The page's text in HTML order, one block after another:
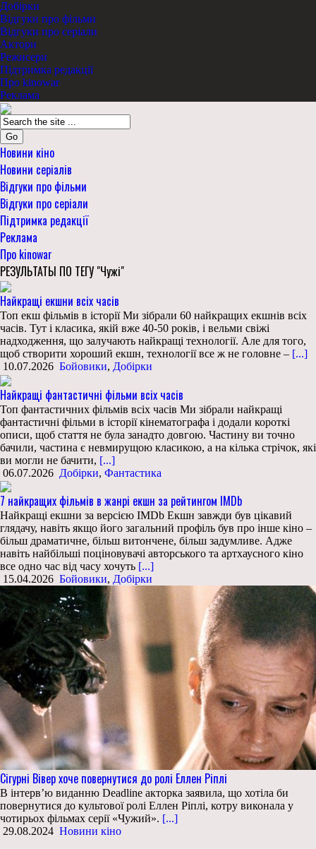
Добірки
Відгуки про фільми
Відгуки про серіали
Актори
Режисери
Підтримка редакції
Про kinowar
Реклама
Go
Новини кіно
Новини серіалів
Відгуки про фільми
Відгуки про серіали
Підтримка редакції
Реклама
Про kinowar
РЕЗУЛЬТАТЫ ПО ТЕГУ "Чужі"
Найкращі екшни всіх часів
Топ екш фільмів в історії Ми зібрали 60 найкращих екшнів всіх
часів. Тут і класика, якій вже 40-50 років, і вельми свіжі
надходження, що залучають найкращі технології. Але для того,
щоб створити хороший екшн, технології все ж не головне – [...]
10.07.2026 Бойовики, Добірки
Найкращі фантастичні фільми всіх часів
Топ фантастичних фільмів всіх часів Ми зібрали найкращі
фантастичні фільми в історії кінематографа і додали короткі
описи, щоб стаття не була занадто довгою. Частину ви точно
бачили, частина є невмирущою класикою, а на кілька стрічок, які
ви могли не бачити, [...]
06.07.2026 Добірки, Фантастика
7 найкращих фільмів в жанрі екшн за рейтингом IMDb
Найкращі екшни за версією IMDb Екшн завжди був цікавий
глядачу, навіть якщо його загальний профіль був про інше кіно –
більш драматичне, більш витончене, більш задумливе. Адже
навіть найбільші поціновувачі авторського та артхаусного кіно
все одно час від часу хочуть [...]
15.04.2026 Бойовики, Добірки
Сігурні Вівер хоче повернутися до ролі Еллен Ріплі
В інтерв’ю виданню Deadline акторка заявила, що хотіла би
повернутися до культової ролі Еллен Ріплі, котру виконала у
чотирьох фільмах серії «Чужий». [...]
29.08.2024 Новини кіно